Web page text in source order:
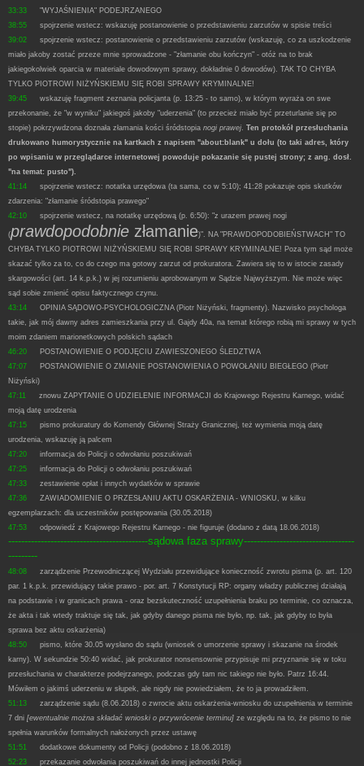
33:33
"WYJAŚNIENIA" PODEJRZANEGO
38:55
spojrzenie wstecz: wskazuję postanowienie o przedstawieniu zarzutów w spisie treści
39:02
spojrzenie wstecz: postanowienie o przedstawieniu zarzutów (wskazuję, co za uszkodzenie
miało jakoby zostać przeze mnie sprowadzone - "złamanie obu kończyn" - otóż na to brak
jakiegokolwiek oparcia w materiale dowodowym sprawy, dokładnie 0 dowodów). TAK TO CHYBA
TYLKO PIOTROWI NIŻYŃSKIEMU SIĘ ROBI SPRAWY KRYMINALNE!
39:45
wskazuję fragment zeznania policjanta (p. 13:25 - to samo), w którym wyraża on swe
przekonanie, że "w wyniku" jakiegoś jakoby "uderzenia" (to przecież miało być przeturlanie się po
stopie) pokrzywdzona doznała złamania kości śródstopia nogi prawej Ten protokół przesłuchania
drukowano humorystycznie na kartkach z napisem "about:blank" u dołu (to taki adres, który
po wpisaniu w przeglądarce internetowej powoduje pokazanie się pustej strony; z ang. dosł.
"na temat: pusto").
41:14
spojrzenie wstecz: notatka urzędowa (ta sama, co w 5:10); 41:28 pokazuje opis skutków
zdarzenia: "złamanie śródstopia prawego"
42:10
spojrzenie wstecz, na notatkę urzędową (p. 6:50): "z urazem prawej nogi
(prawdopodobnie złamanie)". NA "PRAWDOPODOBIEŃSTWACH" TO
CHYBA TYLKO PIOTROWI NIŻYŃSKIEMU SIĘ ROBI SPRAWY KRYMINALNE! Poza tym sąd może
skazać tylko za to, co do czego ma gotowy zarzut od prokuratora. Zawiera się to w istocie zasady
skargowości (art. 14 k.p.k.) w jej rozumieniu aprobowanym w Sądzie Najwyższym. Nie może więc
sąd sobie zmienić opisu faktycznego czynu.
43:14
OPINIA SĄDOWO-PSYCHOLOGICZNA (Piotr Niżyński, fragmenty). Nazwisko psychologa
takie, jak mój dawny adres zamieszkania przy ul. Gajdy 40a, na temat którego robią mi sprawy w tych
moim zdaniem marionetkowych polskich sądach
46:20
POSTANOWIENIE O PODJĘCIU ZAWIESZONEGO ŚLEDZTWA
47:07
POSTANOWIENIE O ZMIANIE POSTANOWIENIA O POWOŁANIU BIEGŁEGO (Piotr
Niżyński)
47:11
znowu ZAPYTANIE O UDZIELENIE INFORMACJI do Krajowego Rejestru Karnego, widać
moją datę urodzenia
47:15
pismo prokuratury do Komendy Głównej Straży Granicznej, też wymienia moją datę
urodzenia, wskazuję ją palcem
47:20
informacja do Policji o odwołaniu poszukiwań
47:25
informacja do Policji o odwołaniu poszukiwań
47:33
zestawienie opłat i innych wydatków w sprawie
47:36
ZAWIADOMIENIE O PRZESŁANIU AKTU OSKARŻENIA - WNIOSKU, w kilku
egzemplarzach: dla uczestników postępowania (30.05.2018)
47:53
odpowiedź z Krajowego Rejestru Karnego - nie figuruje (dodano z datą 18.06.2018)
-------------------------------------------sądowa faza sprawy----------------------------------
---------
48:08
zarządzenie Przewodniczącej Wydziału przewidujące konieczność zwrotu pisma (p. art. 120
par. 1 k.p.k. przewidujący takie prawo - por. art. 7 Konstytucji RP: organy władzy publicznej działają
na podstawie i w granicach prawa - oraz bezskuteczność uzupełnienia braku po terminie, co oznacza,
że akta i tak wtedy traktuje się tak, jak gdyby danego pisma nie było, np. tak, jak gdyby to była
sprawa bez aktu oskarżenia)
48:50
pismo, które 30.05 wysłano do sądu (wniosek o umorzenie sprawy i skazanie na środek
karny). W sekundzie 50:40 widać, jak prokurator nonsensownie przypisuje mi przyznanie się w toku
przesłuchania w charakterze podejrzanego, podczas gdy tam nic takiego nie było. Patrz 16:44.
Mówiłem o jakimś uderzeniu w słupek, ale nigdy nie powiedziałem, że to ja prowadziłem.
51:13
zarządzenie sądu (8.06.2018) o zwrocie aktu oskarżenia-wniosku do uzupełnienia w terminie
7 dni [ewentualnie można składać wnioski o przywrócenie terminu] ze względu na to, że pismo to nie
spełnia warunków formalnych nałożonych przez ustawę
51:51
dodatkowe dokumenty od Policji (podobno z 18.06.2018)
52:23
przekazanie odwołania poszukiwań do innej jednostki Policji